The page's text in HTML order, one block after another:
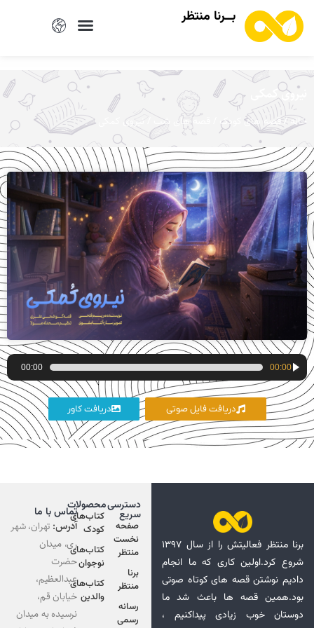
بــرنا منتظر
نیروی کمکی
خانه/قصه های کودک قصه های شب / نیروی کمکی
پخش‌کننده
صوت
00:00
00:00
دریافت فایل صوتی دریافت کاور
برنا منتظر فعالیتش را از سال ۱۳۹۷
شروع کرد.اولین کاری که ما انجام
دادیم نوشتن قصه های کوتاه صوتی
بود.همین قصه ها باعث شد ما
دوستان خوب زیادی پیداکنیم ،
دسترسی
سریع
صفحه
نخست
منتظر
برنا
منتظر
رسانه
رسمی
محصولات
کتاب‌های
کودک
کتاب‌های
نوجوان
کتاب‌های
والدین
تماس با ما
آدرس: تهران، شهر
ری، میدان
حضرت
عبدالعظیم،
خیابان قم،
نرسیده به میدان